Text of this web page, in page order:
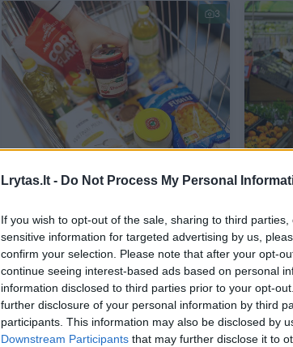
Lrytas.lt - Do Not Process My Personal
If you wish to opt-out of the sale, sharing to third
sensitive information for targeted advertising by us,
confirm your selection. Please note that after your opt-
continue seeing interest-based ads based on personal
information disclosed to third parties prior to your opt-
further disclosure of your personal information by third
participants. This information may also be disclosed by
Downstream Participants that may further disclose it to
3
kainoms – nuo šiol pigiau
kitos bakalėjos prekės
Verslas 2026-01-26